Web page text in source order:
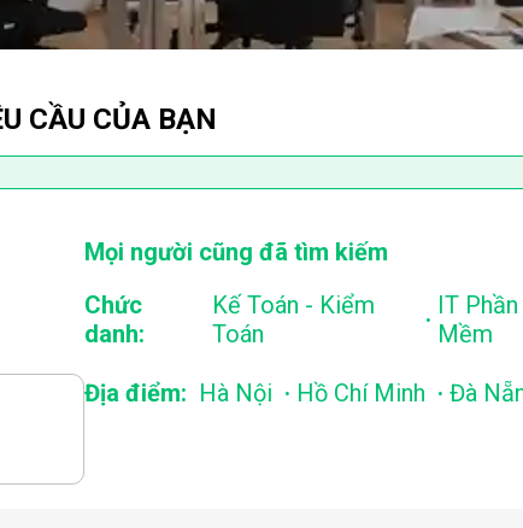
CẦU CỦA BẠN
Mọi người cũng đã tìm kiếm
Chức
danh:
Kế Toán - Kiểm
Toán
. IT Phần
Mềm
Địa điểm: Hà Nội . Hồ Chí Minh . Đà